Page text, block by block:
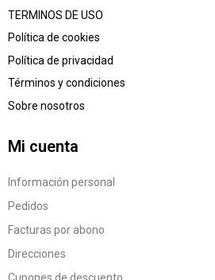
TERMINOS DE USO
Política de cookies
Política de privacidad
Términos y condiciones
Sobre nosotros
Mi cuenta
Información personal
Pedidos
Facturas por abono
Direcciones